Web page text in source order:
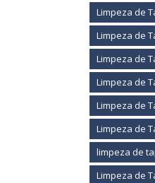
Limpeza de
Limpeza de
Limpeza de
Limpeza de
Limpeza de
Limpeza de
limpeza de
Limpeza de